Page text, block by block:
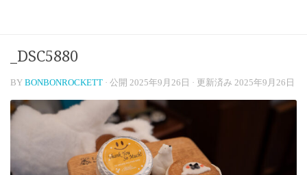
_DSC5880
BY BONBONROCKETT · 公開 2025年9月26日 · 更新済み 2025年9月26日